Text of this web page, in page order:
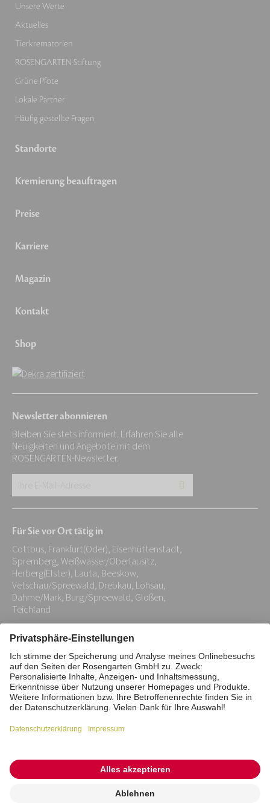
Unsere Werte
Aktuelles
Tierkrematorien
ROSENGARTEN-Stiftung
Grüne Pfote
Lokale Partner
Häufig gestellte Fragen
Standorte
Kremierung beauftragen
Preise
Karriere
Magazin
Kontakt
Shop
Newsletter abonnieren
Bleiben Sie stets informiert. Erfahren Sie alle
Neuigkeiten und Angebote mit dem
ROSENGARTEN-Newsletter.
Adresse:
*
Für Sie vor Ort tätig in
Cottbus, Frankfurt(Oder), Eisenhüttenstadt,
Spremberg, Weißwasser/Oberlausitz,
Herberg(Elster), Lauta, Beeskow,
Vetschau/Spreewald, Drebkau, Lohsau,
Dahme/Mark, Burg/Spreewald, Gloßen,
Teichland
Impressum Datenschutz
Stiftung
Interne Meldestelle
Zahlungsmittel
Barrierefreiheitserklärung
Vertrag widerrufen
© 2026 ROSENGARTEN-Tierbestattung